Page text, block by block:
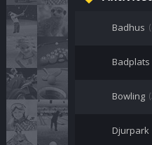
Badhus
Badplats
Bowling
Djurpark